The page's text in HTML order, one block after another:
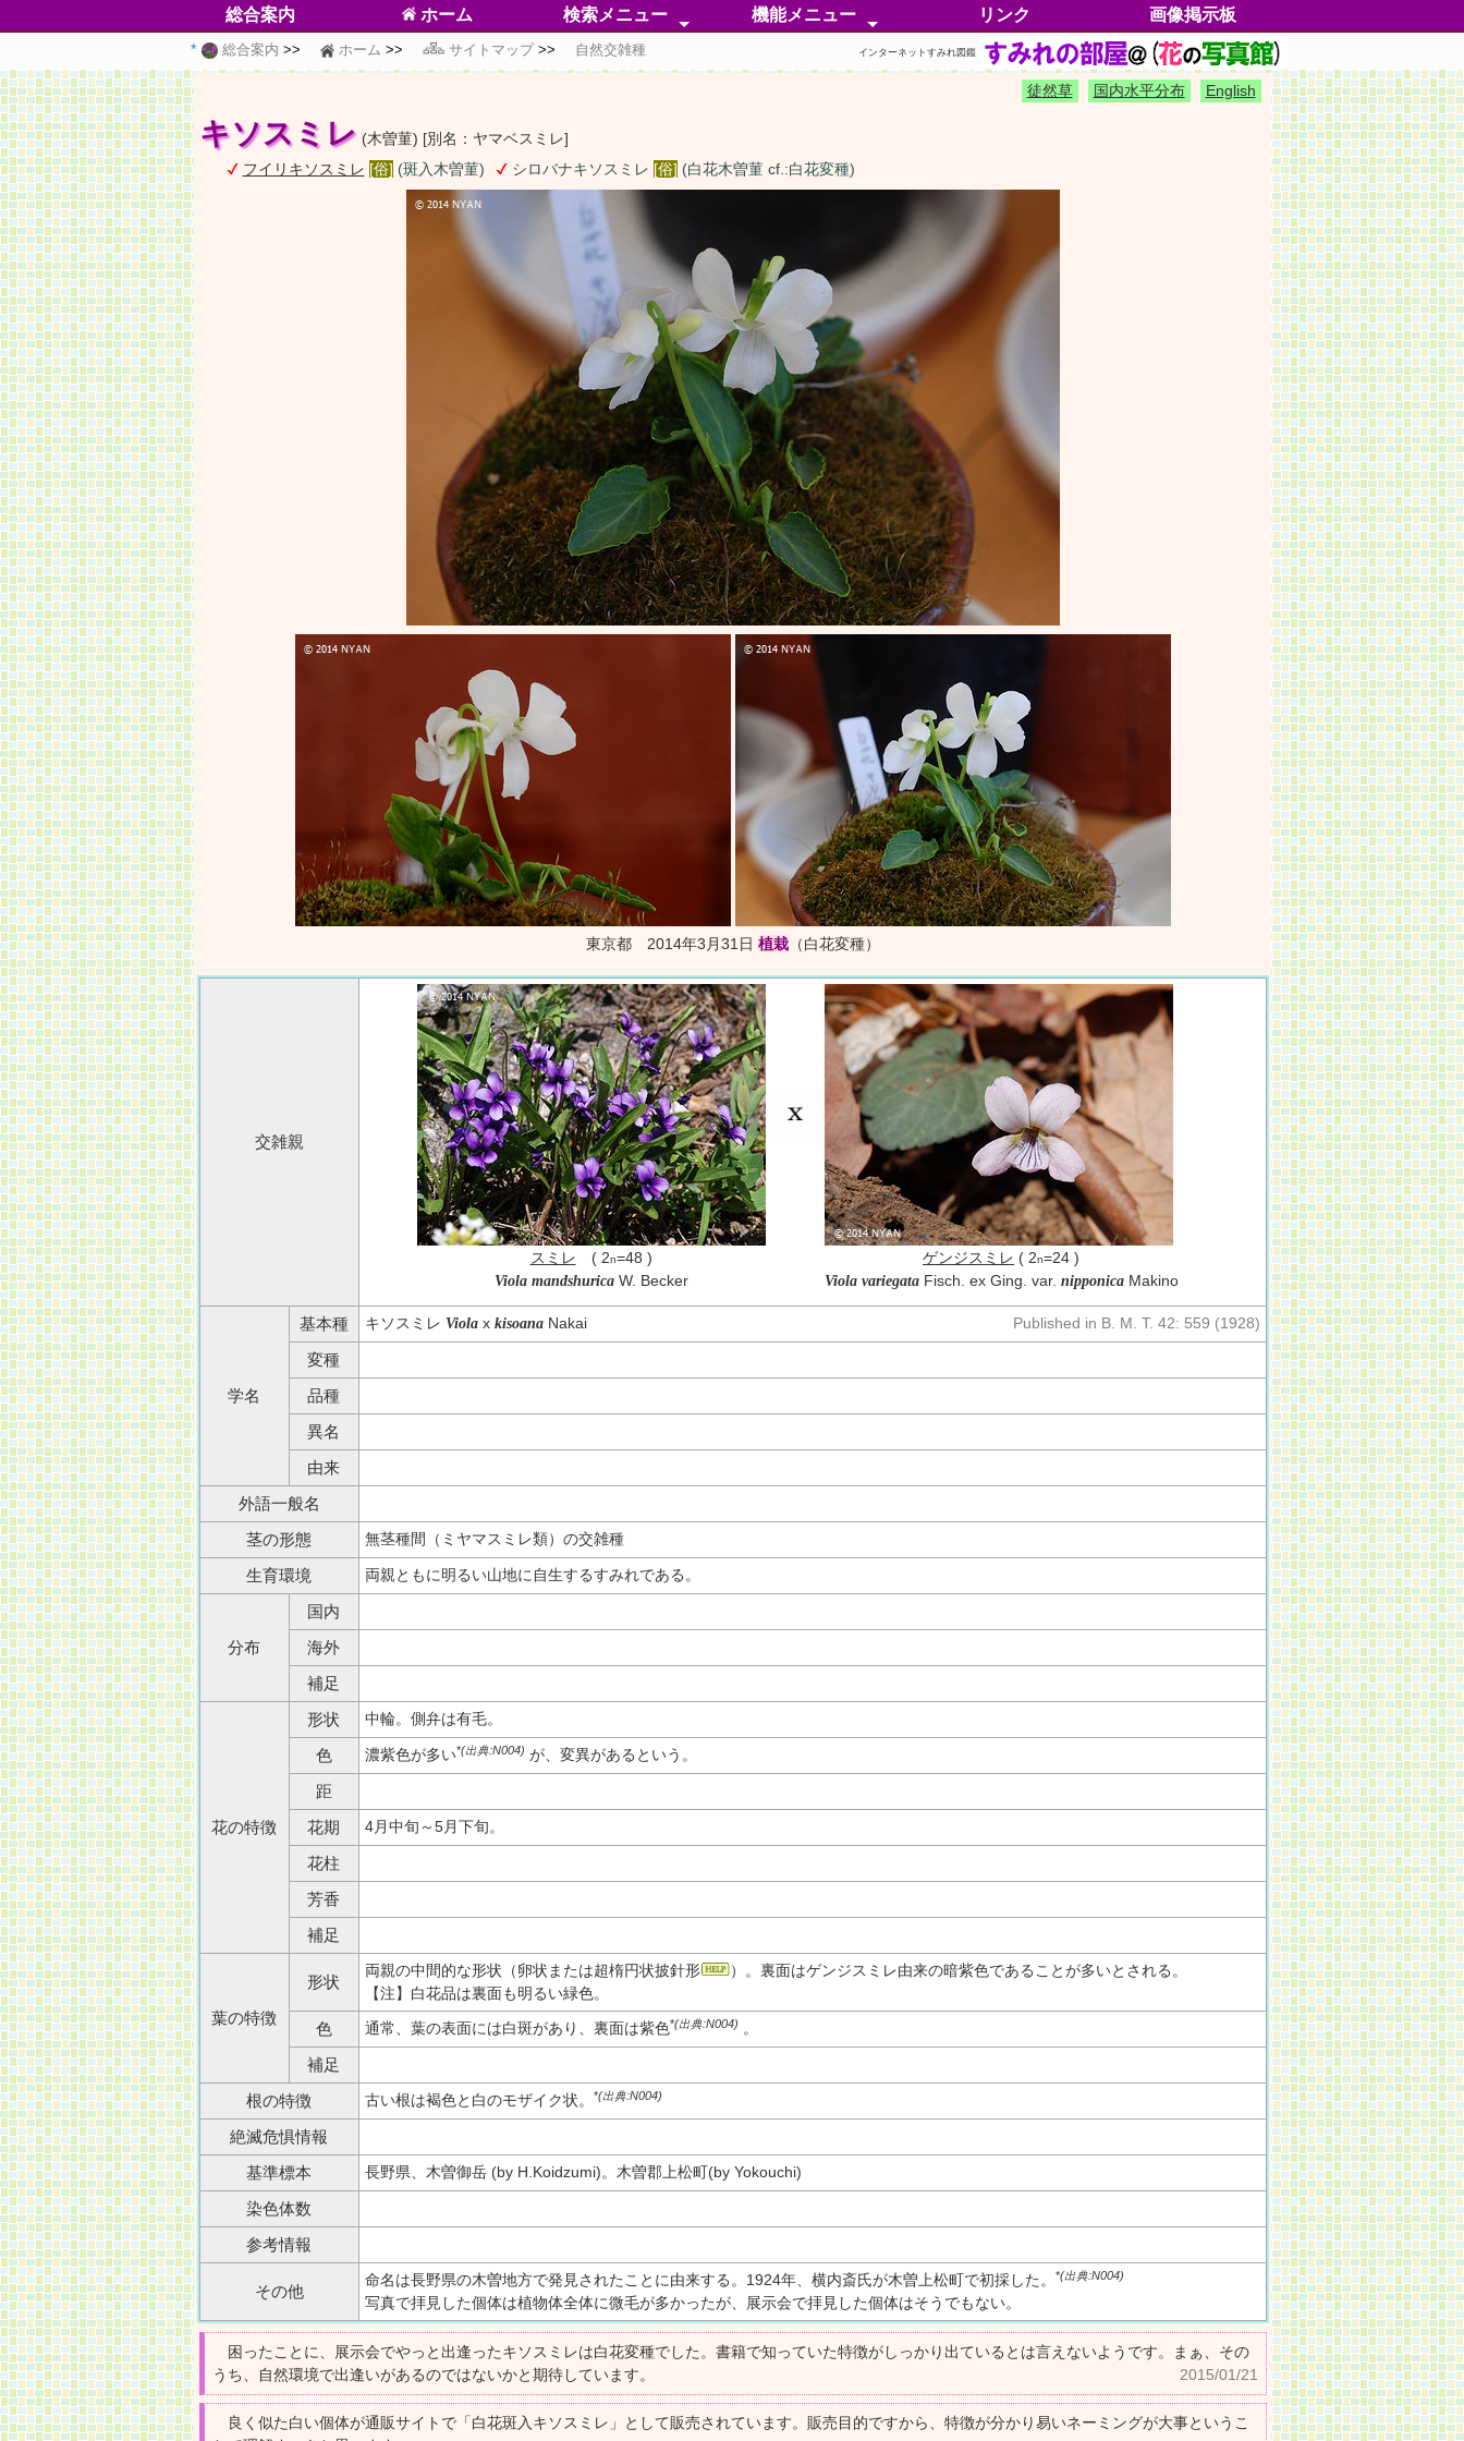
総合案内 ホーム 検索メニュー
50音順検索
分 類 検 索
無 茎 種
有 茎 種
外 国 種
自然交雑種
人工交配種
同定困惑中
色彩別検索
芳香属性分類
検索ポイント
機能メニュー
すみれの分類
分類一覧
学名一覧
別名一覧
絶滅危惧種
五十歩百歩
各地のすみれ
垂直分布
水平分布
イベント情報
書籍雑誌情報
よもやま情報
各部の名称
すみれグッズ
すみれの種子
すみれの切手
高尾山の魅力
トピックス
サイドストーリー
My動画集
出逢いたいすみれたち
徒然草25
徒然草(blog)
おねがいごと
ご協力者一覧
お客様マップ
プロファイル
更新履歴
リンク 画像掲示板
総合案内 ホーム サイトマップ 自然交雑種 インターネットすみれ図鑑
English
国内水平分布
徒然草
キソスミレ(木曽菫) [別名：ヤマベスミレ]
フイリキソスミレ [俗] (斑入木曽菫) シロバナキソスミレ [俗] (白花木曽菫 cf.:白花変種)
東京都 2014年3月31日 植栽（白花変種）
交雑親
スミレ ( 2n=48 )
Viola mandshuricaW. Becker
ゲンジスミレ ( 2n=24 )
Viola variegataFisch. ex Ging. var. nipponicaMakino
学名
基本種 キソスミレ Violax kisoanaNakai Published in B. M. T. 42: 559 (1928)
変種
品種
異名
由来
外語一般名
茎の形態 無茎種間（ミヤマスミレ類）の交雑種
生育環境 両親ともに明るい山地に自生するすみれである。
分布
国内
海外
補足
花の特徴
形状 中輪。側弁は有毛。
色 濃紫色が多い*(出典:N004) が、変異があるという。
距
花期 4月中旬～5月下旬。
花柱
芳香
補足
葉の特徴
形状
両親の中間的な形状（卵状または超楕円状披針形
）。裏面はゲンジスミレ由来の暗紫色であることが多いとされる。
【注】白花品は裏面も明るい緑色。
色 通常、葉の表面には白斑があり、裏面は紫色*(出典:N004) 。
補足
根の特徴 古い根は褐色と白のモザイク状。 *(出典:N004)
絶滅危惧情報
基準標本 長野県、木曽御岳 (by H.Koidzumi)。木曽郡上松町(by Yokouchi)
染色体数
参考情報
その他
命名は長野県の木曽地方で発見されたことに由来する。1924年、横内斎氏が木曽上松町で初採した。 *(出典:N004)
写真で拝見した個体は植物体全体に微毛が多かったが、展示会で拝見した個体はそうでもない。
困ったことに、展示会でやっと出逢ったキソスミレは白花変種でした。書籍で知っていた特徴がしっかり出ているとは言えないようです。まぁ、その
うち、自然環境で出逢いがあるのではないかと期待しています。
2015/01/21
良く似た白い個体が通販サイトで「白花斑入キソスミレ」として販売されています。販売目的ですから、特徴が分かり易いネーミングが大事というこ